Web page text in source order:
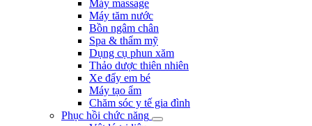
Máy massage
Máy tăm nước
Bồn ngâm chân
Spa & thẩm mỹ
Dụng cụ phun xăm
Thảo dược thiên nhiên
Xe đẩy em bé
Máy tạo ẩm
Chăm sóc y tế gia đình
Phục hồi chức năng